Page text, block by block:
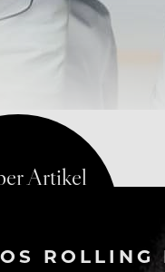
ROLLING